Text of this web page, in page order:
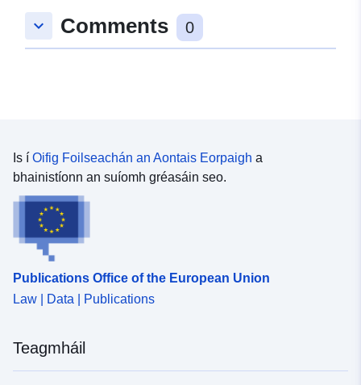
keyboard_arrow_down Comments 0
Is í Oifig Foilseachán an Aontais Eorpaigh a
bhainistíonn an suíomh gréasáin seo.
Publications Office of the European Union
Law | Data | Publications
Teagmháil